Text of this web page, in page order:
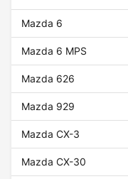
Mazda 6
Mazda 6 MPS
Mazda 626
Mazda 929
Mazda CX-3
Mazda CX-30